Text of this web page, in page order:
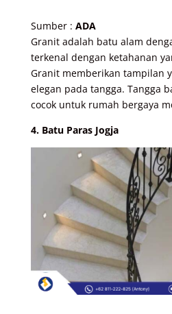
Sumber : ADA
Granit adalah batu alam
terkenal dengan ketahanan
Granit memberikan tampilan
elegan pada tangga. Tangga
cocok untuk rumah bergaya
4. Batu Paras Jogja